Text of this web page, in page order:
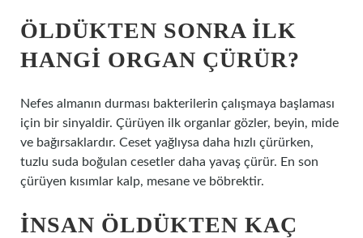
ÖLDÜKTEN SONRA ILK
HANGI ORGAN ÇÜRÜR?
Nefes almanın durması bakterilerin çalışmaya başlaması
için bir sinyaldir. Çürüyen ilk organlar gözler, beyin, mide
ve bağırsaklardır. Ceset yağlıysa daha hızlı çürürken,
tuzlu suda boğulan cesetler daha yavaş çürür. En son
çürüyen kısımlar kalp, mesane ve böbrektir.
İNSAN ÖLDÜKTEN KAÇ